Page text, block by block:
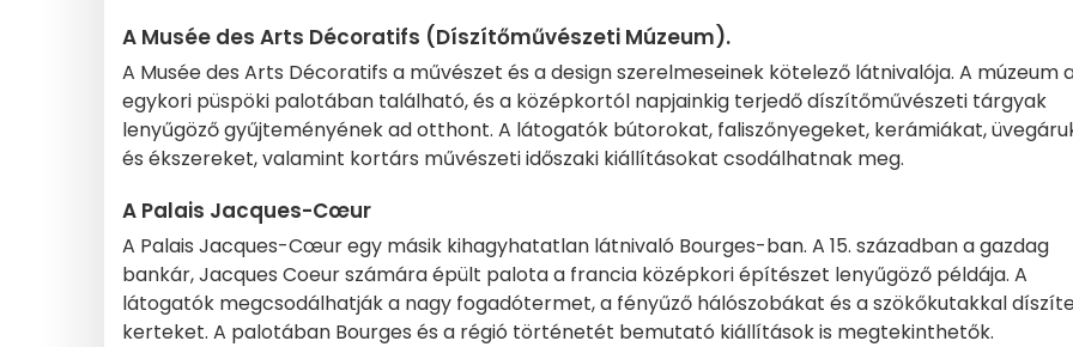
A Musée des Arts Décoratifs (Díszítőművészeti Múzeum).
A Musée des Arts Décoratifs a művészet és a design szerelmeseinek kötelező látnivalója. A múzeum
egykori püspöki palotában található, és a középkortól napjainkig terjedő díszítőművészeti tárgyak
lenyűgöző gyűjteményének ad otthont. A látogatók bútorokat, faliszőnyegeket, kerámiákat,
és ékszereket, valamint kortárs művészeti időszaki kiállításokat csodálhatnak meg.
A Palais Jacques-Cœur
A Palais Jacques-Cœur egy másik kihagyhatatlan látnivaló Bourges-ban. A 15. században a gazdag
bankár, Jacques Coeur számára épült palota a francia középkori építészet lenyűgöző példája. A
látogatók megcsodálhatják a nagy fogadótermet, a fényűző hálószobákat és a szökőkutakkal
kerteket. A palotában Bourges és a régió történetét bemutató kiállítások is megtekinthetők.